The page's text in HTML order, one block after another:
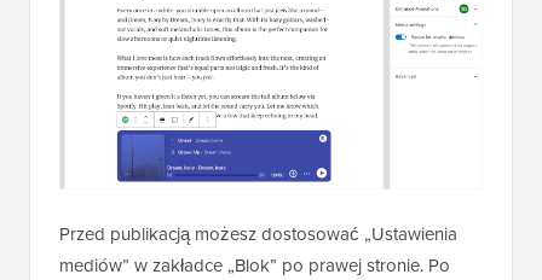
Przed publikacją możesz dostosować „Ustawienia
mediów” w zakładce „Blok” po prawej stronie. Po